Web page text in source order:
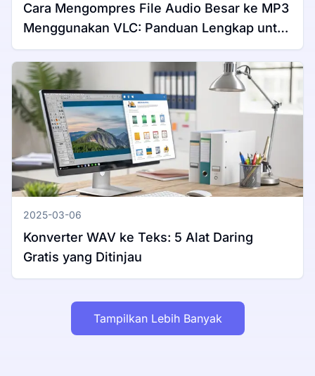
Cara Mengompres File Audio Besar ke MP3
Menggunakan VLC: Panduan Lengkap untuk
Windows & Mac
2025-03-06
Konverter WAV ke Teks: 5 Alat Daring
Gratis yang Ditinjau
Tampilkan Lebih Banyak